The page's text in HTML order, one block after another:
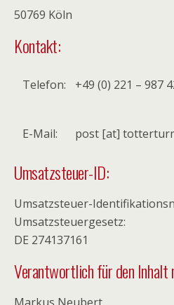
50769 Köln
Kontakt:
Telefon: +49 (0) 221 – 987
E-Mail: post [at]
Umsatzsteuer-ID:
Umsatzsteuer-
Umsatzsteuergesetz:
DE 274137161
Verantwortlich für den Inhalt